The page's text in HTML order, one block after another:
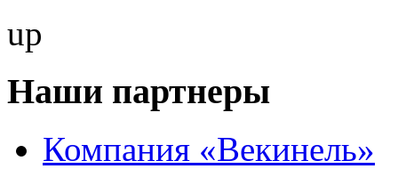
up
Наши партнеры
Компания «Векинель»